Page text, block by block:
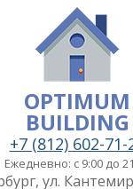
OPTIMUM
BUILDING
+7 (812) 602-71-
Ежедневно: с 9:00 до
ул.